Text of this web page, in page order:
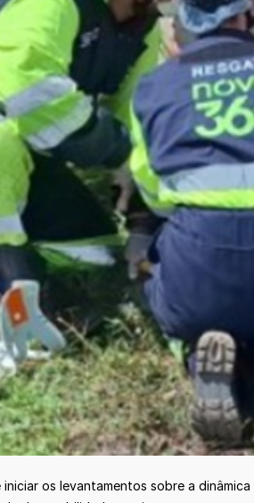
os levantamentos sobre a